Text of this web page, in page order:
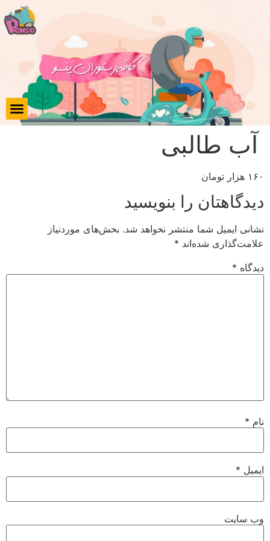
آب طالبی
۱۶۰ هزار تومان
دیدگاهتان را بنویسید
نشانی ایمیل شما منتشر نخواهد شد. بخش‌های موردنیاز
علامت‌گذاری شده‌اند *
دیدگاه *
نام *
ایمیل *
وب‌ سایت